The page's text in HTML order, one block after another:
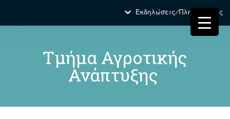
Εκδηλώσεις/Πληροφορίες
Τμήμα Αγροτικής
Ανάπτυξης